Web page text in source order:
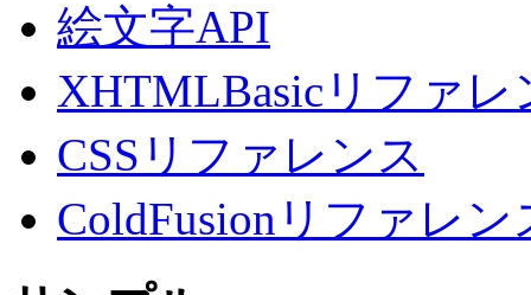
絵文字API
XHTMLBasicリファレ
CSSリファレンス
ColdFusionリファレン